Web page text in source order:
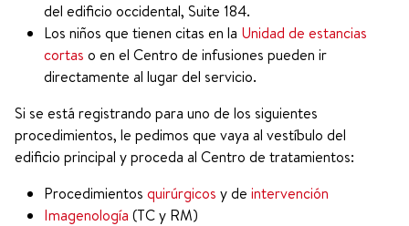
del edificio occidental, Suite 184.
Los niños que tienen citas en la Unidad de estancias
cortas o en el Centro de infusiones pueden ir
directamente al lugar del servicio.
Si se está registrando para uno de los siguientes
procedimientos, le pedimos que vaya al vestíbulo del
edificio principal y proceda al Centro de tratamientos:
Procedimientos quirúrgicos y de intervención
Imagenología (TC y RM)